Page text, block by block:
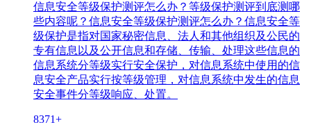
信息安全等级保护测评怎么办？等级保护测评到底测哪
些内容呢？信息安全等级保护测评怎么办？信息安全等
级保护是指对国家秘密信息、法人和其他组织及公民的
专有信息以及公开信息和存储、传输、处理这些信息的
信息系统分等级实行安全保护，对信息系统中使用的信
息安全产品实行按等级管理，对信息系统中发生的信息
安全事件分等级响应、处置。
8371+